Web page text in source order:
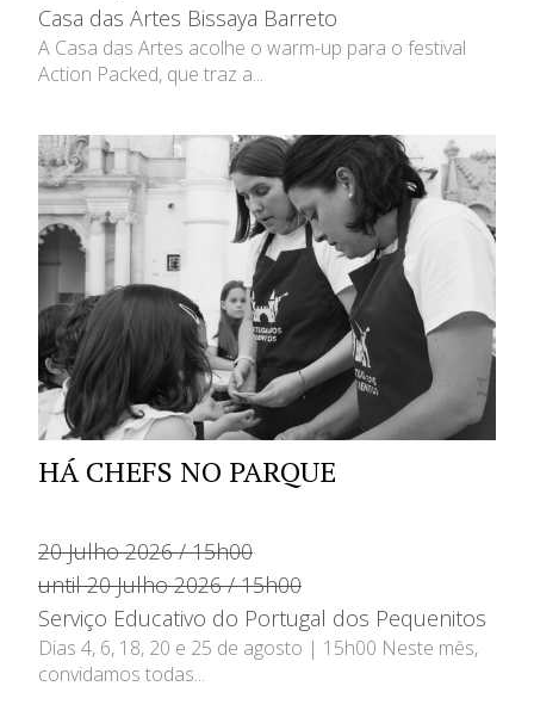
Casa das Artes Bissaya Barreto
A Casa das Artes acolhe o warm-up para o festival
Action Packed, que traz a...
HÁ CHEFS NO PARQUE
20 Julho 2026 / 15h00
until 20 Julho 2026 / 15h00
Serviço Educativo do Portugal dos Pequenitos
Dias 4, 6, 18, 20 e 25 de agosto | 15h00 Neste mês,
convidamos todas...